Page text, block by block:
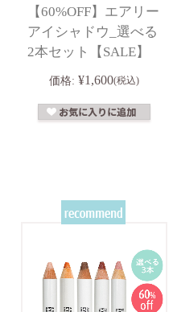
【60%OFF】エアリー
アイシャドウ_選べる
2本セット【SALE】
価格: ¥1,600(税込)